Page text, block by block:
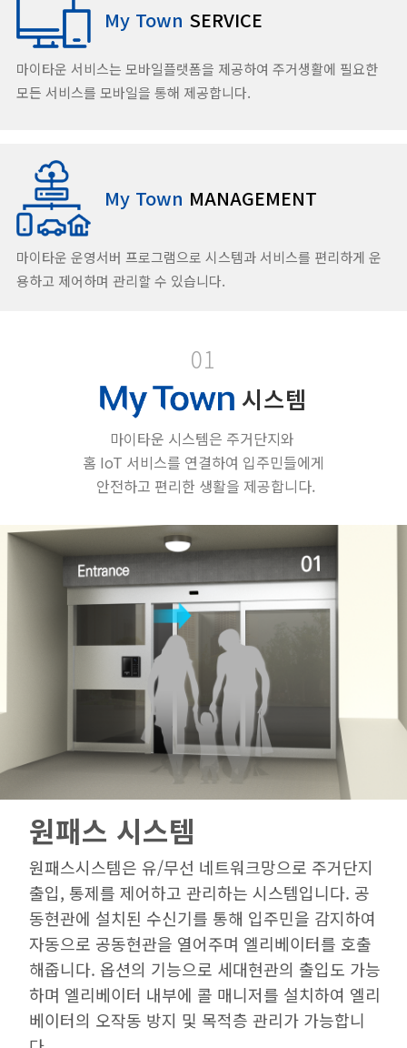
My Town SERVICE
마이타운 서비스는 모바일플랫폼을 제공하여 주거생활에 필요한
모든 서비스를 모바일을 통해 제공합니다.
My Town MANAGEMENT
마이타운 운영서버 프로그램으로 시스템과 서비스를 편리하게 운
용하고 제어하며 관리할 수 있습니다.
01
시스템
마이타운 시스템은 주거단지와
홈 IoT 서비스를 연결하여 입주민들에게
안전하고 편리한 생활을 제공합니다.
원패스 시스템
원패스시스템은 유/무선 네트워크망으로 주거단지
출입, 통제를 제어하고 관리하는 시스템입니다. 공
동현관에 설치된 수신기를 통해 입주민을 감지하여
자동으로 공동현관을 열어주며 엘리베이터를 호출
해줍니다. 옵션의 기능으로 세대현관의 출입도 가능
하며 엘리베이터 내부에 콜 매니저를 설치하여 엘리
베이터의 오작동 방지 및 목적층 관리가 가능합니